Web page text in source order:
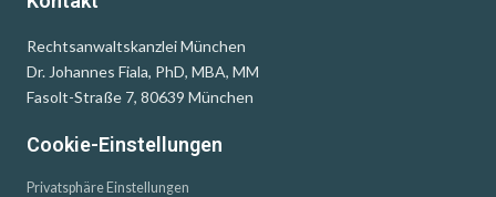
Rechtsanwaltskanzlei München
Dr. Johannes Fiala, PhD, MBA, MM
Fasolt-Straße 7, 80639 München
Cookie-Einstellungen
Privatsphäre Einstellungen